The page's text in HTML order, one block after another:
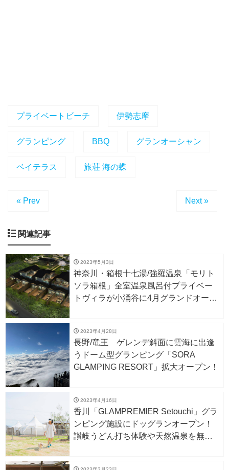
プライベートビーチ 伊勢志摩
グランピング BBQ グランオーシャン
ベイテラス 旅荘 海の蝶
« Prev Next »
関連記事
2023年5月3日
神奈川・箱根十七湯/強羅温泉「モリト
ソラ箱根」全室温泉風呂付プライベー
トヴィラが小涌谷に4月グランドオープ
2023年4月28日
長野/竜王 ゲレンデ斜面に雲海に出逢
うドーム型グランピング「SORA
GLAMPING RESORT」拡大オープン！
2023年4月16日
香川「GLAMPREMIER Setouchi」グラ
ンピング施設にドッグランオープン！
讃岐うどん打ち体験や天然温泉を無料